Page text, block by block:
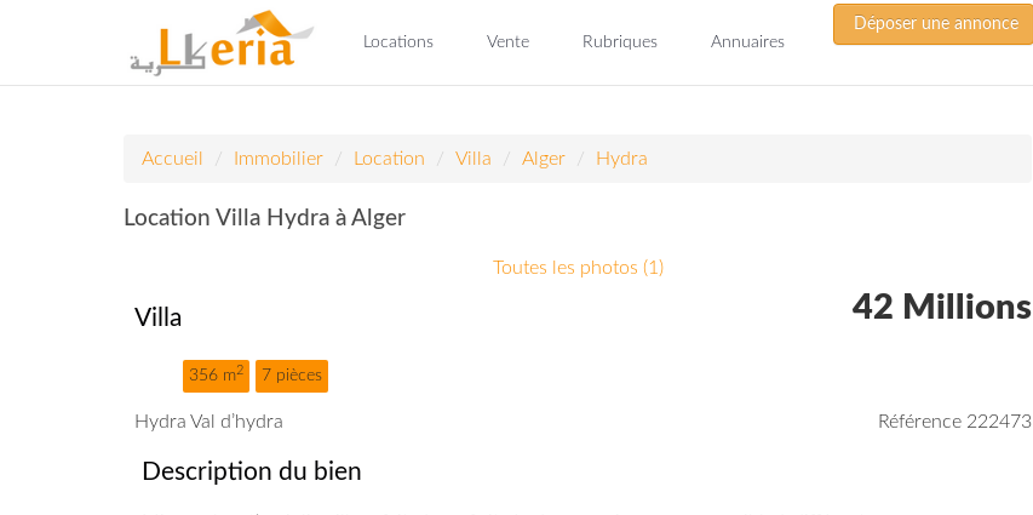
Locations Vente Rubriques Annuaires
Déposer une annonce
Accueil Immobilier Location Villa Alger Hydra
Location Villa Hydra à Alger
Toutes les photos (1)
Villa
356 m2 7 pièces
42 Millions
Hydra Val d’hydra Référence 222473
Description du bien